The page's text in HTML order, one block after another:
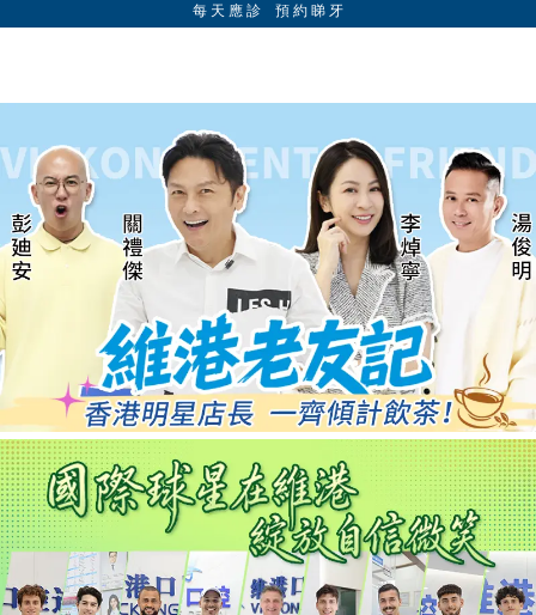
每 天 應 診 預 約 睇 牙